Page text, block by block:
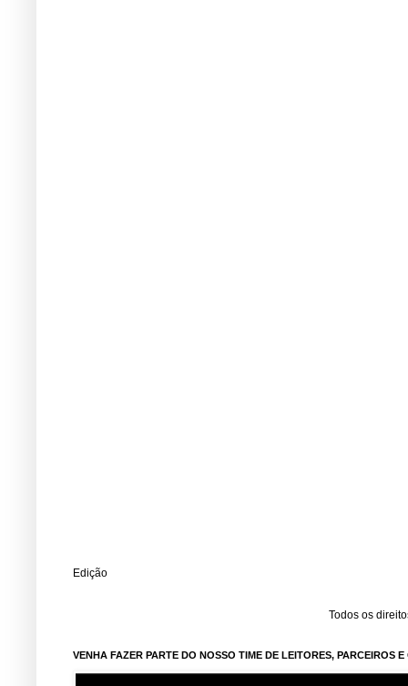
Edição
Todos os
VENHA FAZER PARTE DO NOSSO TIME DE LEITORES, PARCEIROS